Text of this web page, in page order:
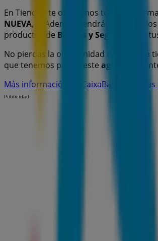
En Tiendeo te ofrecemos toda la
NUEVA, 2
. Además, tendrás acceso a
productos de Bancos y Seguros para
No pierdas la oportunidad de visitar la
que tenemos para ti este agosto y
Más información de CaixaBank
Ver
Publicidad